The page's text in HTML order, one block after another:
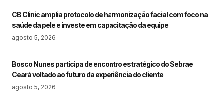
CB Clinic amplia protocolo de harmonização facial com foco na
saúde da pele e investe em capacitação da equipe
agosto 5, 2026
Bosco Nunes participa de encontro estratégico do Sebrae
Ceará voltado ao futuro da experiência do cliente
agosto 5, 2026